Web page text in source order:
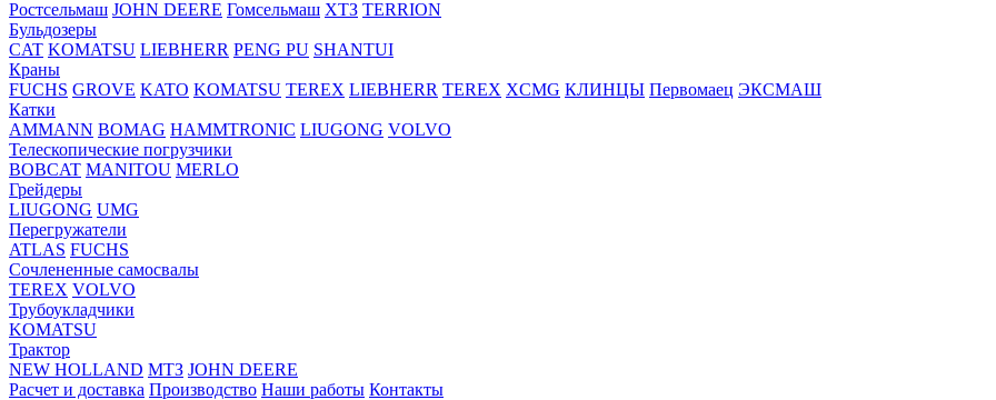
Ростсельмаш JOHN DEERE Гомсельмаш ХТЗ TERRION
Бульдозеры
CAT KOMATSU LIEBHERR PENG PU SHANTUI
Краны
FUCHS GROVE KATO KOMATSU TEREX LIEBHERR TEREX XCMG КЛИНЦЫ Первомаец ЭКСМАШ
Катки
AMMANN BOMAG HAMMTRONIC LIUGONG VOLVO
Телескопические погрузчики
BOBCAT MANITOU MERLO
Грейдеры
LIUGONG UMG
Перегружатели
ATLAS FUCHS
Сочлененные самосвалы
TEREX VOLVO
Трубоукладчики
KOMATSU
Трактор
NEW HOLLAND МТЗ JOHN DEERE
Расчет и доставка Производство Наши работы Контакты